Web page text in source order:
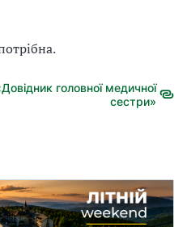
головної медичної
сестри»